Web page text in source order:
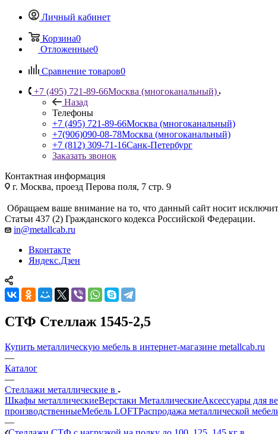
Личный кабинет
Корзина0
Отложенные0
Сравнение товаров0
+7 (495) 721-89-66Москва (многоканальный)
Назад
Телефоны
+7 (495) 721-89-66Москва (многоканальный)
+7(906)090-08-78Москва (многоканальный)
+7 (812) 309-71-16Санк-Петербург
Заказать звонок
Контактная информация
г. Москва, проезд Перова поля, 7 стр. 9
Обращаем ваше внимание на то, что данный сайт носит
Статьи 437 (2) Гражданского кодекса Российской Федерации.
in@metallcab.ru
Вконтакте
Яндекс.Дзен
СТФ Стеллаж 1545-2,5
Купить металлическую мебель в интернет-магазине metallcab.ru
—
Каталог
—
Стеллажи металлические в
Шкафы металлическиеВерстаки МеталлическиеАксессуары для
производственныеМебель LOFTРаспродажа металлической
—